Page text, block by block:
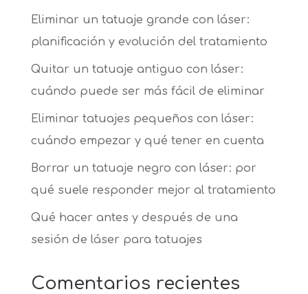
Eliminar un tatuaje grande con láser:
planificación y evolución del tratamiento
Quitar un tatuaje antiguo con láser:
cuándo puede ser más fácil de eliminar
Eliminar tatuajes pequeños con láser:
cuándo empezar y qué tener en cuenta
Borrar un tatuaje negro con láser: por
qué suele responder mejor al tratamiento
Qué hacer antes y después de una
sesión de láser para tatuajes
Comentarios recientes